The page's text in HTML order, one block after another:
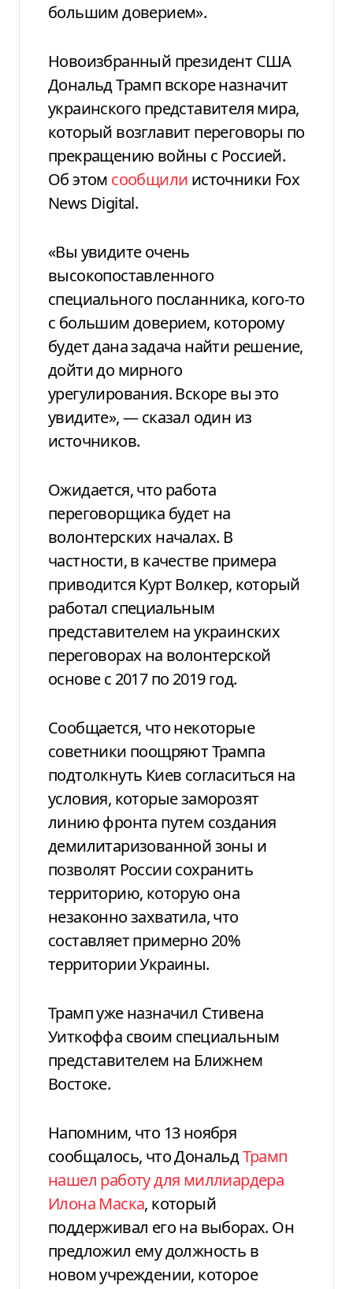
большим доверием».
Новоизбранный президент США
Дональд Трамп вскоре назначит
украинского представителя мира,
который возглавит переговоры по
прекращению войны с Россией.
Об этом сообщили источники Fox
News Digital.
«Вы увидите очень
высокопоставленного
специального посланника, кого-то
с большим доверием, которому
будет дана задача найти решение,
дойти до мирного
урегулирования. Вскоре вы это
увидите», — сказал один из
источников.
Ожидается, что работа
переговорщика будет на
волонтерских началах. В
частности, в качестве примера
приводится Курт Волкер, который
работал специальным
представителем на украинских
переговорах на волонтерской
основе с 2017 по 2019 год.
Сообщается, что некоторые
советники поощряют Трампа
подтолкнуть Киев согласиться на
условия, которые заморозят
линию фронта путем создания
демилитаризованной зоны и
позволят России сохранить
территорию, которую она
незаконно захватила, что
составляет примерно 20%
территории Украины.
Трамп уже назначил Стивена
Уиткоффа своим специальным
представителем на Ближнем
Востоке.
Напомним, что 13 ноября
сообщалось, что ДональдТрамп
нашел работу для миллиардера
Илона Маска, который
поддерживал его на выборах. Он
предложил ему должность в
новом учреждении, которое